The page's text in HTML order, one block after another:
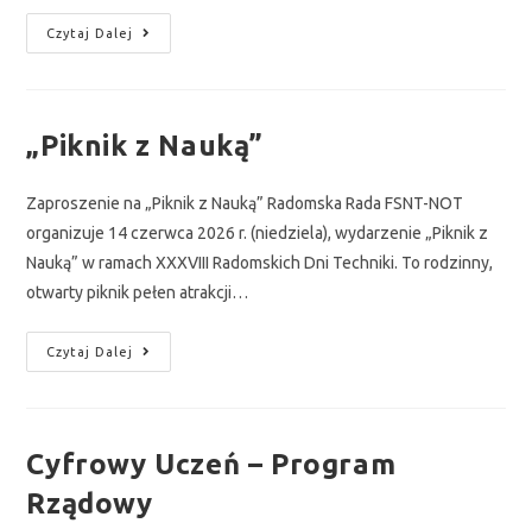
Czytaj Dalej
„Piknik z Nauką”
Zaproszenie na „Piknik z Nauką” Radomska Rada FSNT-NOT
organizuje 14 czerwca 2026 r. (niedziela), wydarzenie „Piknik z
Nauką” w ramach XXXVIII Radomskich Dni Techniki. To rodzinny,
otwarty piknik pełen atrakcji…
Czytaj Dalej
Cyfrowy Uczeń – Program
Rządowy